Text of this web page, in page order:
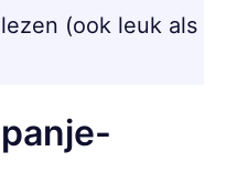
(ook leuk als